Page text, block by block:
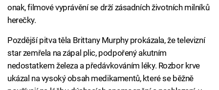
onak, filmové vyprávění se drží zásadních životních milníků
herečky.
Pozdější pitva těla Brittany Murphy prokázala, že televizní
star zemřela na zápal plic, podpořený akutním
nedostatkem železa a předávkováním léky. Rozbor krve
ukázal na vysoký obsah medikamentů, které se běžně